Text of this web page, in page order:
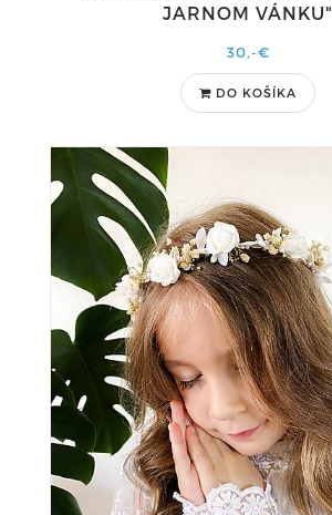
JARNOM VÁNKU"
30,-€
DO KOŠÍKA